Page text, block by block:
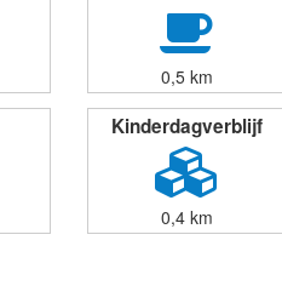
0,5 km
Kinderdagverblijf
0,4 km